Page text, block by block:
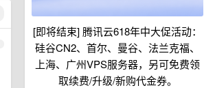
[即将结束] 腾讯云618年中大促活动：
硅谷CN2、首尔、曼谷、法兰克福、
上海、广州VPS服务器，另可免费领
取续费/升级/新购代金券。